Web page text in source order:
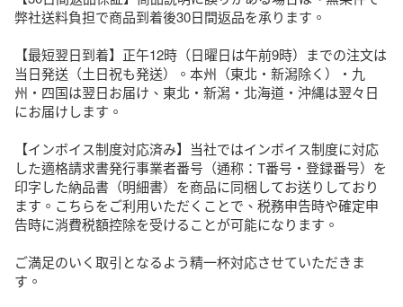
弊社送料負担で商品到着後30日間返品を承ります。
【最短翌日到着】正午12時（日曜日は午前9時）までの注文は
当日発送（土日祝も発送）。本州（東北・新潟除く）・九
州・四国は翌日お届け、東北・新潟・北海道・沖縄は翌々日
にお届けします。
【インボイス制度対応済み】当社ではインボイス制度に対応
した適格請求書発行事業者番号（通称：T番号・登録番号）を
印字した納品書（明細書）を商品に同梱してお送りしており
ます。こちらをご利用いただくことで、税務申告時や確定申
告時に消費税額控除を受けることが可能になります。
ご満足のいく取引となるよう精一杯対応させていただきま
す。